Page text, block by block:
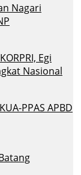
Nagari
Egi
Nasional
PPAS APBD